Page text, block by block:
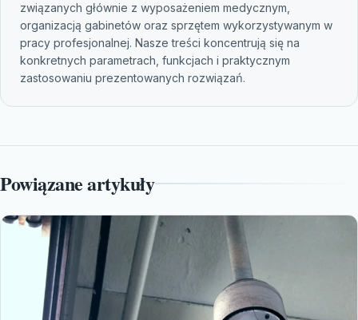
związanych głównie z wyposażeniem medycznym,
organizacją gabinetów oraz sprzętem wykorzystywanym w
pracy profesjonalnej. Nasze treści koncentrują się na
konkretnych parametrach, funkcjach i praktycznym
zastosowaniu prezentowanych rozwiązań.
Powiązane artykuły